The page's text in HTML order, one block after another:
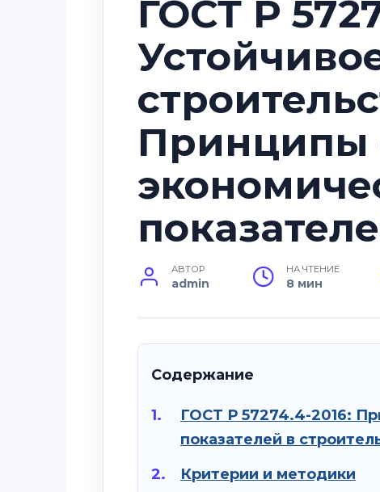
ГОСТ Р
Принципы
АВТОР
admin
НА ЧТЕНИЕ
8 мин
Содержание
ГОСТ Р 57274.4-2016:
показателей в
Критерии и методики